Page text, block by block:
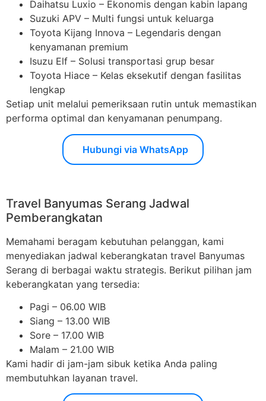
Daihatsu Luxio – Ekonomis dengan kabin lapang
Suzuki APV – Multi fungsi untuk keluarga
Toyota Kijang Innova – Legendaris dengan
kenyamanan premium
Isuzu Elf – Solusi transportasi grup besar
Toyota Hiace – Kelas eksekutif dengan fasilitas
lengkap
Setiap unit melalui pemeriksaan rutin untuk memastikan
performa optimal dan kenyamanan penumpang.
Hubungi via WhatsApp
Travel Banyumas Serang Jadwal
Pemberangkatan
Memahami beragam kebutuhan pelanggan, kami
menyediakan jadwal keberangkatan travel Banyumas
Serang di berbagai waktu strategis. Berikut pilihan jam
keberangkatan yang tersedia:
Pagi – 06.00 WIB
Siang – 13.00 WIB
Sore – 17.00 WIB
Malam – 21.00 WIB
Kami hadir di jam-jam sibuk ketika Anda paling
membutuhkan layanan travel.